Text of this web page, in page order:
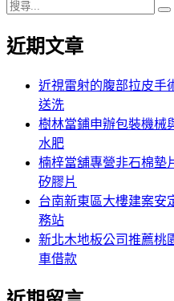
搜
關
近期文章
近視雷射的腹部拉皮手
送洗
樹林當鋪申辦包裝機械
水肥
楠梓當舖專營非石棉墊
矽膠片
台南新東區大樓建案安
務站
新北木地板公司推薦桃
車借款